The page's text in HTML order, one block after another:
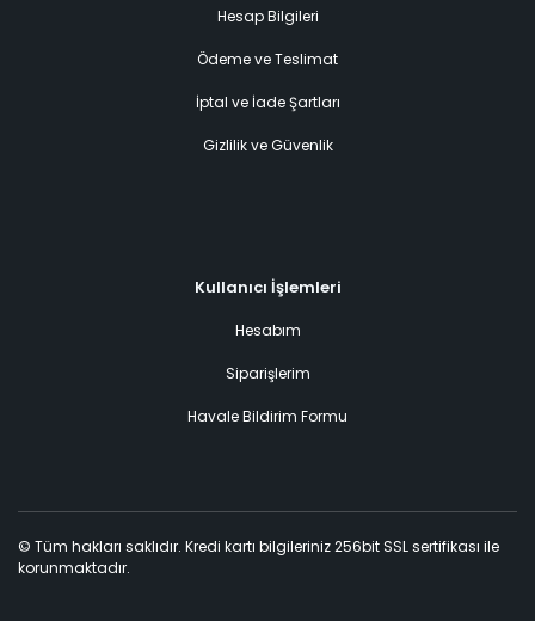
Hesap Bilgileri
Ödeme ve Teslimat
İptal ve İade Şartları
Gizlilik ve Güvenlik
Kullanıcı İşlemleri
Hesabım
Siparişlerim
Havale Bildirim Formu
© Tüm hakları saklıdır. Kredi kartı bilgileriniz 256bit SSL sertifikası ile
korunmaktadır.